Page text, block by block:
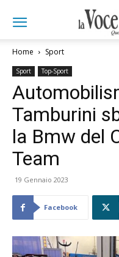
Home Sport
Sport Top-Sport
Tamburini
la Bmw del
Team
19 Gennaio 2023
Facebook